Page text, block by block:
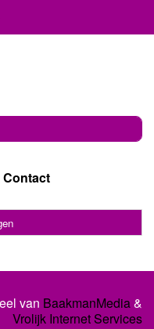
Contact
van BaakmanMedia&
Vrolijk Internet Services